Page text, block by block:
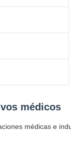
médicos
médicas e